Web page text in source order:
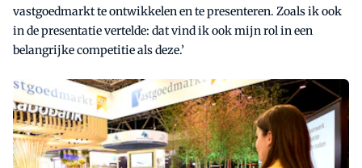
vastgoedmarkt te ontwikkelen en te presenteren. Zoals ik ook
in de presentatie vertelde: dat vind ik ook mijn rol in een
belangrijke competitie als deze.’